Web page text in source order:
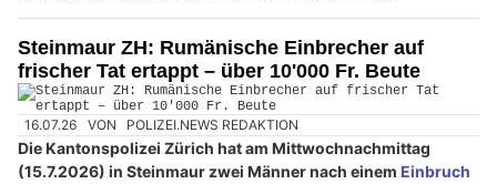
Steinmaur ZH: Rumänische Einbrecher auf
frischer Tat ertappt – über 10'000 Fr. Beute
16.07.26 VON POLIZEI.NEWS REDAKTION
Die Kantonspolizei Zürich hat am Mittwochnachmittag
(15.7.2026) in Steinmaur zwei Männer nach einem Einbruch